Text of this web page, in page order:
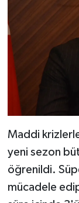
Maddi
yeni sezon
öğrenildi.
mücadele edip